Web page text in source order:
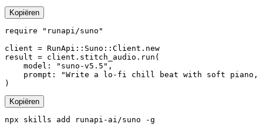
Kopiëren
require "runapi/suno"
client = RunApi::Suno::Client.new
result = client.stitch_audio.run(
    model: "suno-v5.5",
prompt: "Write a lo-fi chill beat with soft
)
Kopiëren
npx skills add runapi-ai/suno -g